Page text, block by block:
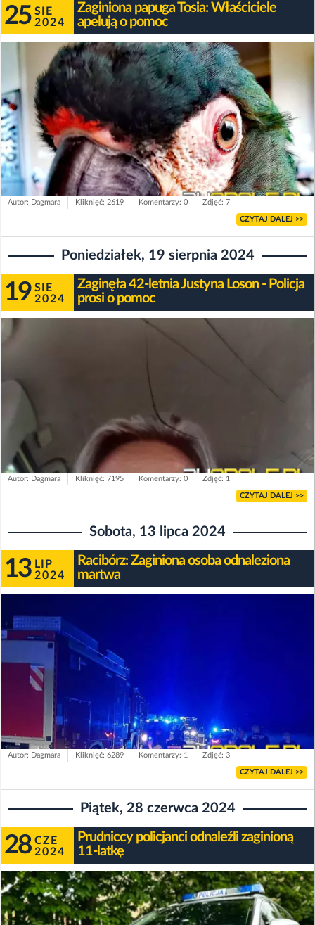
25 SIE
2024
Zaginiona papuga Tosia: Właściciele
apelują o pomoc
Autor: Dagmara Kliknięć: 2619 Komentarzy: 0 Zdjęć: 7
CZYTAJ DALEJ >>
Poniedziałek, 19 sierpnia 2024
19 SIE
2024
Zaginęła 42-letnia Justyna Loson - Policja
prosi o pomoc
Autor: Dagmara Kliknięć: 7195 Komentarzy: 0 Zdjęć: 1
CZYTAJ DALEJ >>
Sobota, 13 lipca 2024
13 LIP
2024
Racibórz: Zaginiona osoba odnaleziona
martwa
Autor: Dagmara Kliknięć: 6289 Komentarzy: 1 Zdjęć: 3
CZYTAJ DALEJ >>
Piątek, 28 czerwca 2024
28 CZE
2024
Prudniccy policjanci odnaleźli zaginioną
11-latkę